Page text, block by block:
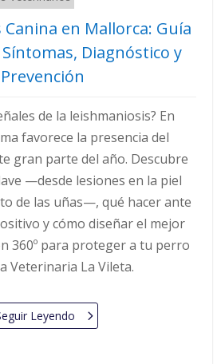
en Mallorca: Guía
Diagnóstico y
Prevención
de la leishmaniosis? En
favorece la presencia del
gran parte del año. Descubre
—desde lesiones en la piel
de las uñas—, qué hacer ante
y cómo diseñar el mejor
360º para proteger a tu perro
Veterinaria La Vileta.
Leyendo